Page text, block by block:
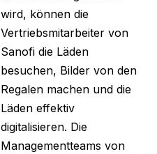
wird, können die
Vertriebsmitarbeiter von
Sanofi die Läden
besuchen, Bilder von den
Regalen machen und die
Läden effektiv
digitalisieren. Die
Managementteams von